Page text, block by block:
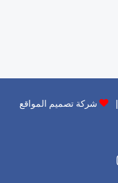
شركة تصميم المواقع
انستقرام